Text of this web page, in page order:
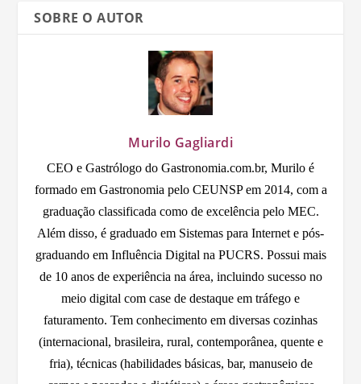
SOBRE O AUTOR
Murilo Gagliardi
CEO e Gastrólogo do Gastronomia.com.br, Murilo é
formado em Gastronomia pelo CEUNSP em 2014, com a
graduação classificada como de excelência pelo MEC.
Além disso, é graduado em Sistemas para Internet e pós-
graduando em Influência Digital na PUCRS. Possui mais
de 10 anos de experiência na área, incluindo sucesso no
meio digital com case de destaque em tráfego e
faturamento. Tem conhecimento em diversas cozinhas
(internacional, brasileira, rural, contemporânea, quente e
fria), técnicas (habilidades básicas, bar, manuseio de